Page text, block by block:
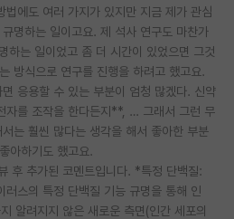
에도 여러 가지가 있지만 지금 제가 관심
명하는 일이고요. 제 석사 연구도 마찬가
하는 일이었고 좀 더 시간이 있었으면 그것
방식으로 연구를 진행을 하려고 했고요.
응용할 수 있는 부분이 엄청 많겠다. 신약
자를 조작을 한다든지**, … 그래서 그런 무
는 훨씬 많다는 생각을 해서 좋아한 부분
아하기도 했고요.
후 추가된 코멘트입니다. *특정 단백질:
러스의 특정 단백질 기능 규명을 통해 인
알려지지 않은 새로운 측면(인간 세포의